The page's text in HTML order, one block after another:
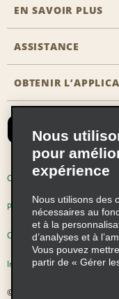
Passer une
Solutions pour les
EN SAVOIR PLUS
Carrière
ASSISTANCE
Accessibilité
Nous contacter
Recevoir des
OBTENIR
Conditions d’utilisation
Politique d’utilisation des
Choix de confidentialité
Information
© 2026 Enterprise Holdings,
Nous
pour
expérience
Nous utilisons des
nécessaires au
et à la
d’analyses et à
Vous pouvez
partir de « Gérer